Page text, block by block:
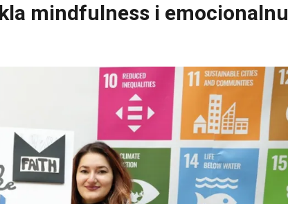
mindfulness i emocionalnu